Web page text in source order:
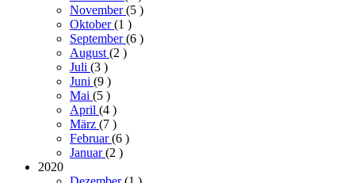
November(5 )
Oktober(1 )
September(6 )
August(2 )
Juli (3 )
Juni (9 )
Mai (5 )
April (4 )
März (7 )
Februar(6 )
Januar(2 )
2020